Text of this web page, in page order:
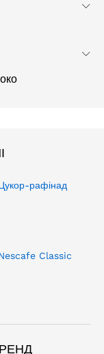
рафінад
Classic